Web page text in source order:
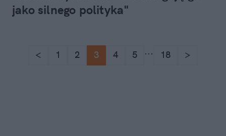
jako silnego polityka"
< 1 2 3 4 5 ... 18 >